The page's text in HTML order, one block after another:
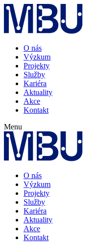
O nás
Výzkum
Projekty
Služby
Kariéra
Aktuality
Akce
Kontakt
Menu
O nás
Výzkum
Projekty
Služby
Kariéra
Aktuality
Akce
Kontakt